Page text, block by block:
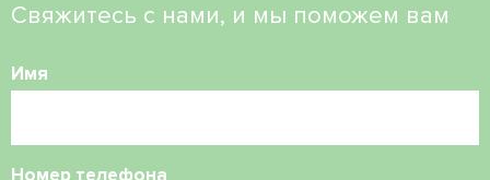
Свяжитесь с нами, и мы поможем вам
Имя